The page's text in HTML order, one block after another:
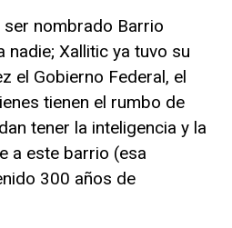
ser nombrado Barrio
nadie; Xallitic ya tuvo su
el Gobierno Federal, el
tienen el rumbo de
tener la inteligencia y la
a este barrio (esa
300 años de